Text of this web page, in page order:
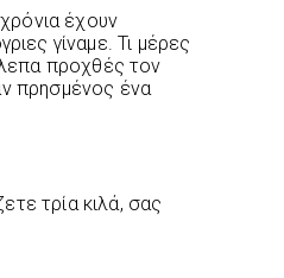
έχουν
γίναμε. Τι μέρες
προχθές τον
πρησμένος ένα
τρία κιλά, σας